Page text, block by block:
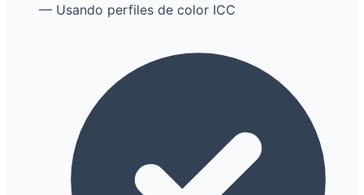
— Usando perfiles de color ICC